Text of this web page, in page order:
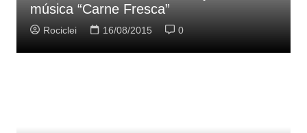
música “Carne Fresca”
Rociclei 16/08/2015 0